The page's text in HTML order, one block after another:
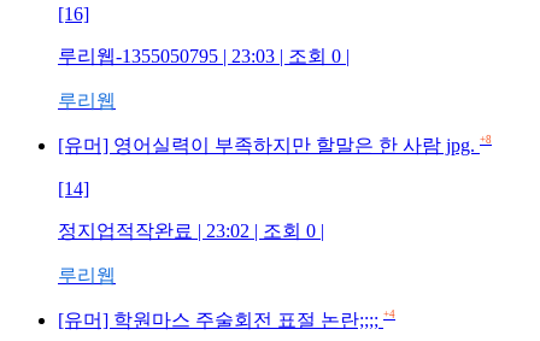
[16]
루리웹-1355050795 | 23:03 | 조회 0 |
루리웹
[유머] 영어실력이 부족하지만 할말은 한 사람 jpg. +8
[14]
정지업적작완료 | 23:02 | 조회 0 |
루리웹
[유머] 학원마스 주술회전 표절 논란;;;; +4